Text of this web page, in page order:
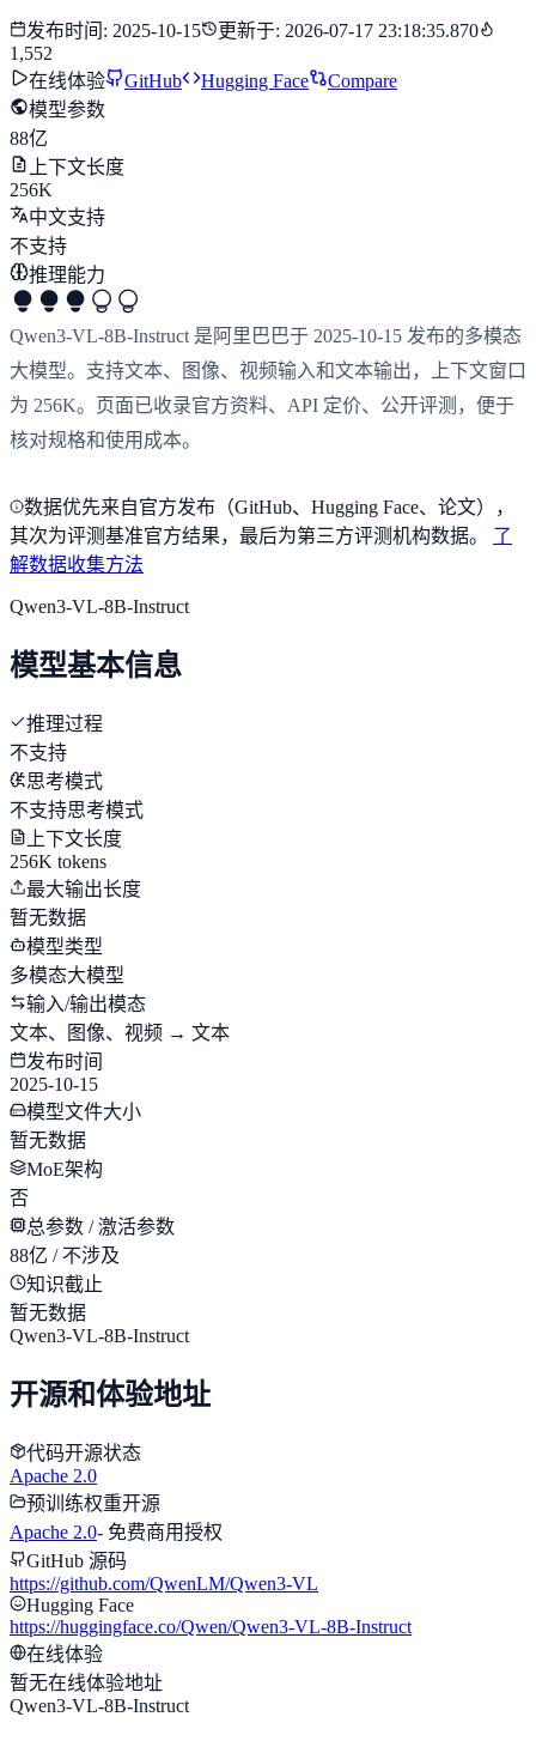
发布时间 : 2025-10-15 更新于: 2026-07-17 23:18:35.870
1,552
在线体验
GitHub Hugging Face
Compare
模型参数
88亿
上下文长度
256K
中文支持
不支持
推理能力
Qwen3-VL-8B-Instruct 是阿里巴巴于 2025-10-15 发布的多模态
大模型。支持文本、图像、视频输入和文本输出，上下文窗口
为 256K。页面已收录官方资料、API 定价、公开评测，便于
核对规格和使用成本。
数据优先来自官方发布（GitHub、Hugging Face、论文），
其次为评测基准官方结果，最后为第三方评测机构数据。
了
解数据收集方法
Qwen3-VL-8B-Instruct
模型基本信息
推理过程
不支持
思考模式
不支持思考模式
上下文长度
256K tokens
最大输出长度
暂无数据
模型类型
多模态大模型
输入/输出模态
文本、图像、视频 → 文本
发布时间
2025-10-15
模型文件大小
暂无数据
MoE架构
否
总参数 / 激活参数
88亿 / 不涉及
知识截止
暂无数据
Qwen3-VL-8B-Instruct
开源和体验地址
代码开源状态
Apache 2.0
预训练权重开源
Apache 2.0- 免费商用授权
GitHub 源码
https://github.com/QwenLM/Qwen3-VL
Hugging Face
https://huggingface.co/Qwen/Qwen3-VL-8B-Instruct
在线体验
暂无在线体验地址
Qwen3-VL-8B-Instruct